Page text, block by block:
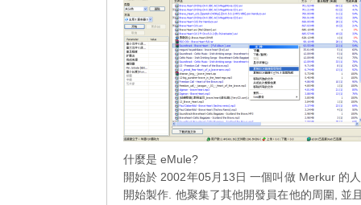
什麼是 eMule?
開始於 2002年05月13日 一個叫做 Merkur 的
開始製作. 他聚集了其他開發員在他的周圍,